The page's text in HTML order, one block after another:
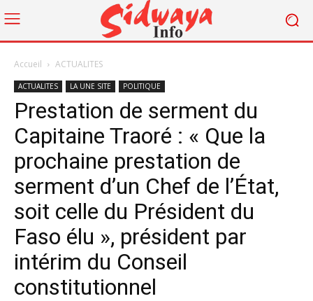
Accueil ACTUALITES
ACTUALITES LA UNE SITE POLITIQUE
Prestation de serment du
Capitaine Traoré : « Que la
prochaine prestation de
serment d’un Chef de l’État,
soit celle du Président du
Faso élu », président par
intérim du Conseil
constitutionnel